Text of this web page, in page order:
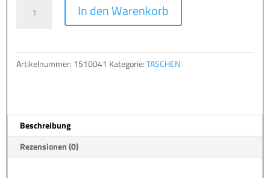
Sleeve
12-
12.5"
In den Warenkorb
i
:
Artikelnummer: 1510041 Kategorie:TASCHEN
Beschreibung
Rezensionen (0)